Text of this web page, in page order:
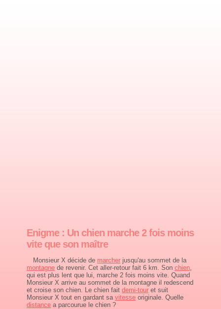
Enigme : Un chien marche 2 fois moins
vite que son maître
Monsieur X décide de marcher jusqu'au sommet de la
montagne de revenir. Cet aller-retour fait 6 km. Son chien,
qui est plus lent que lui, marche 2 fois moins vite. Quand
Monsieur X arrive au sommet de la montagne il redescend
et croise son chien. Le chien fait demi-tour et suit
Monsieur X tout en gardant sa vitesse originale. Quelle
distance a parcourue le chien ?